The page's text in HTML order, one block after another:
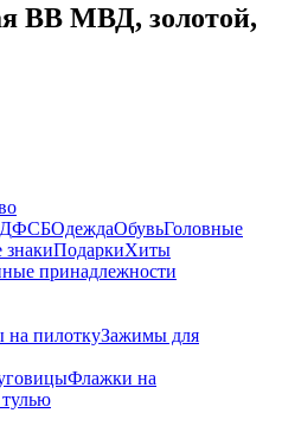
ВВ МВД, золотой,
ФСБОдеждаОбувьГоловные
ПодаркиХиты
принадлежности
пилоткуЗажимы для
Флажки на